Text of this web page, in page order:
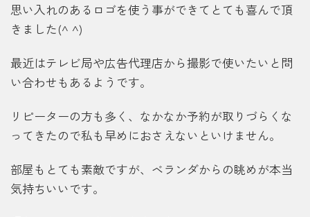
思い入れのあるロゴを使う事ができてとても喜んで頂
きました(^ ^)
最近はテレビ局や広告代理店から撮影で使いたいと問
い合わせもあるようです。
リピーターの方も多く、なかなか予約が取りづらくな
ってきたので私も早めにおさえないといけません。
部屋もとても素敵ですが、ベランダからの眺めが本当
気持ちいいです。